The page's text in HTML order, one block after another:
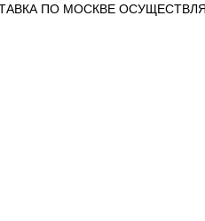
ПО МОСКВЕ